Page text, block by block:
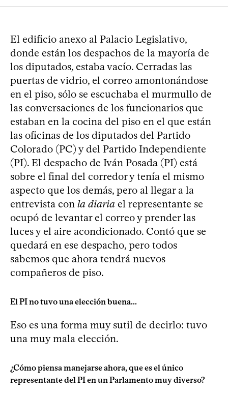
El edificio anexo al Palacio Legislativo,
donde están los despachos de la mayoría de
los diputados, estaba vacío. Cerradas las
puertas de vidrio, el correo amontonándose
en el piso, sólo se escuchaba el murmullo de
las conversaciones de los funcionarios que
estaban en la cocina del piso en el que están
las oficinas de los diputados del Partido
Colorado (PC) y del Partido Independiente
(PI). El despacho de Iván Posada (PI) está
sobre el final del corredor y tenía el mismo
aspecto que los demás, pero al llegar a la
entrevista con la diaria el representante se
ocupó de levantar el correo y prender las
luces y el aire acondicionado. Contó que se
quedará en ese despacho, pero todos
sabemos que ahora tendrá nuevos
compañeros de piso.
El PI no tuvo una elección buena...
Eso es una forma muy sutil de decirlo: tuvo
una muy mala elección.
¿Cómo piensa manejarse ahora, que es el único
representante del PI en un Parlamento muy diverso?